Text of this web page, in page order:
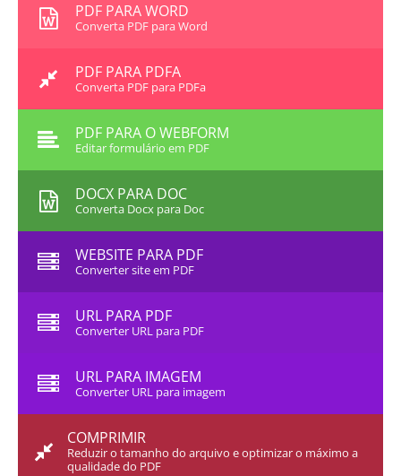
PDF PARA WORD
Converta PDF para Word
PDF PARA PDFA
Converta PDF para PDFa
PDF PARA O WEBFORM
Editar formulário em PDF
DOCX PARA DOC
Converta Docx para Doc
WEBSITE PARA PDF
Converter site em PDF
URL PARA PDF
Converter URL para PDF
URL PARA IMAGEM
Converter URL para imagem
COMPRIMIR
Reduzir o tamanho do arquivo e optimizar o máximo a
qualidade do PDF